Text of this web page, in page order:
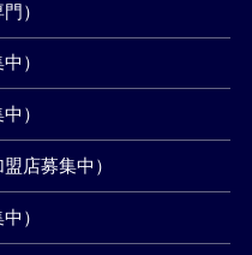
）
）
）
店募集中）
）